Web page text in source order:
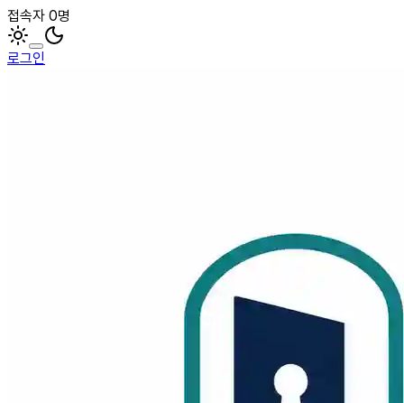
접속자 0명
로그인